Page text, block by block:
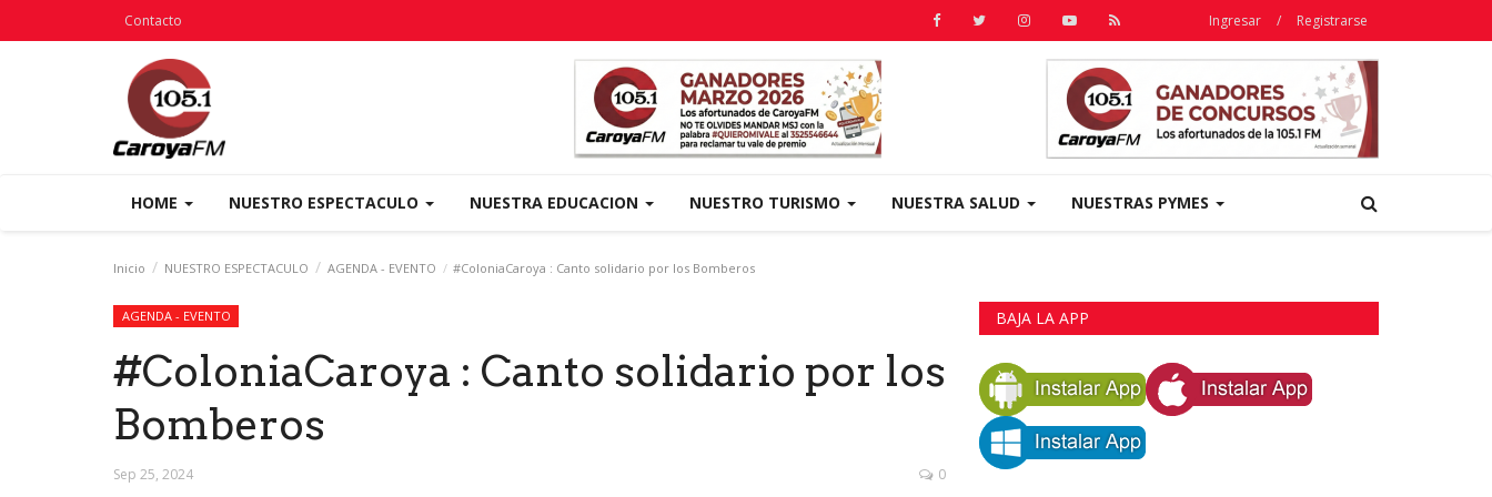
Contacto Ingresar / Registrarse
HOME NUESTRO ESPECTACULO NUESTRA EDUCACION NUESTRO TURISMO NUESTRA SALUD NUESTRAS PYMES
Inicio NUESTRO ESPECTACULO AGENDA - EVENTO #ColoniaCaroya : Canto solidario por los Bomberos
AGENDA - EVENTO
#ColoniaCaroya : Canto solidario por los
Bomberos
Sep 25, 2024 0
BAJA LA APP